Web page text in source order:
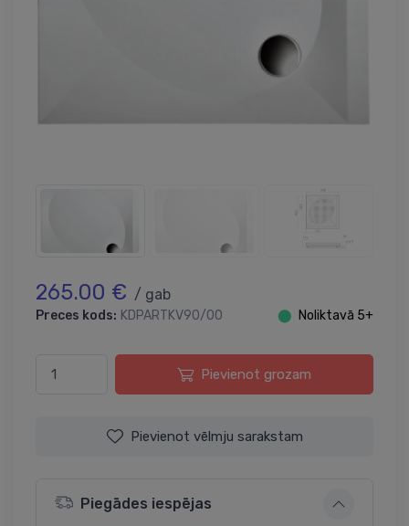
265.00 € / gab
Preces kods: KDPARTKV90/00 ⬤ Noliktavā 5+
Pievienot grozam
Pievienot vēlmju sarakstam
Piegādes iespējas